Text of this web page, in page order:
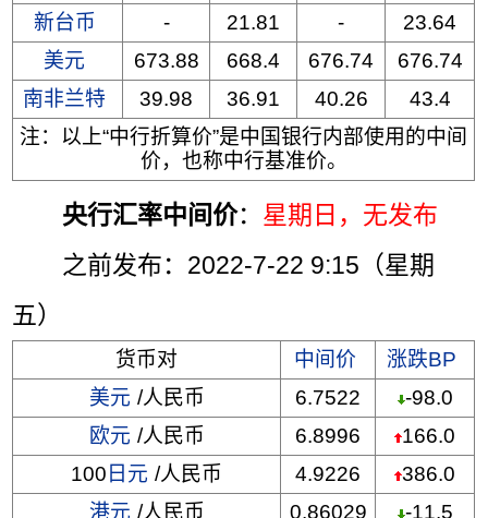
新台币 - 21.81 -
23.64
美元
673.88 668.4 676.74
676.74
南非兰特
39.98 36.91 40.26
43.4
注：以上“中行折算价”是中国银行内部使用的中间
价，也称中行基准价。
央行汇率中间价： 星期日 ，无发布
之前发布：2022-7-22 9:15（星期
五）
货币对 中间价
涨跌BP
美元 /人民币 6.7522
-98.0
欧元 /人民币 6.8996
166.0
100 日元 /人民币 4.9226
386.0
港元 /人民币 0.86029
-11.5